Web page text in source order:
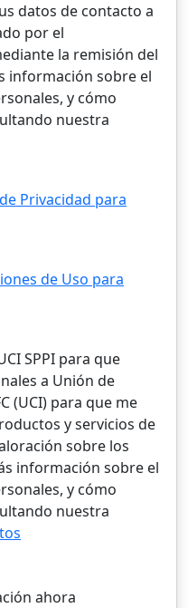
datos de contacto a
por el
la remisión del
información sobre el
y cómo
nuestra
Privacidad para
de Uso para
SPPI para que
a Unión de
(UCI) para que me
y servicios de
sobre los
información sobre el
y cómo
nuestra
ahora